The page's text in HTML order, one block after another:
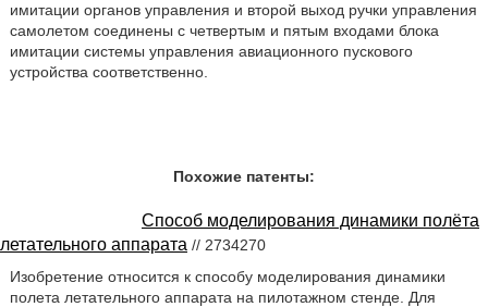
имитации органов управления и второй выход ручки управления
самолетом соединены с четвертым и пятым входами блока
имитации системы управления авиационного пускового
устройства соответственно.
Похожие патенты:
Способ моделирования динамики полёта
летательного аппарата // 2734270
Изобретение относится к способу моделирования динамики
полета летательного аппарата на пилотажном стенде. Для